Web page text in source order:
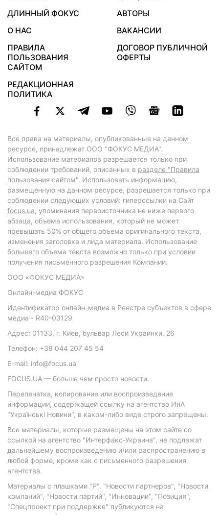
ДЛИННЫЙ ФОКУС
АВТОРЫ
О НАС
ВАКАНСИИ
ПРАВИЛА
ПОЛЬЗОВАНИЯ
САЙТОМ
ДОГОВОР ПУБЛИЧНОЙ
ОФЕРТЫ
РЕДАКЦИОННАЯ
ПОЛИТИКА
Все права на материалы, опубликованные на данном
ресурсе, принадлежат ООО "ФОКУС МЕДИА".
Использование материалов разрешается только при
соблюдении требований, описанных в разделе "Правила
пользования сайтом". Использовать информацию,
размещенную на данном ресурсе, разрешается только при
соблюдении следующих условий: гиперссылки на Сайт
focus.ua, упоминания первоисточника не ниже первого
абзаца, объема использования, который не может
превышать 50% от общего объема оригинального текста,
изменения заголовка и лида материала. Использование
большего объема текста возможно только при условии
получения письменного разрешения Компании.
ООО «ФОКУС МЕДИА»
Онлайн-медиа ФОКУС
Идентификатор онлайн-медиа в Реестре субъектов в сфере
медиа - R40-03129
Адрес: 01133, г. Киев, бульвар Леси Украинки, 26
Телефон: +38 044 207 45 54
E-mail: info@focus.ua
FOCUS.UA — больше чем просто новости.
Перепечатка, копирование или воспроизведение
информации, содержащей ссылку на агентство ИнА
"Українські Новини", в каком-либо виде строго запрещены.
Все материалы, которые размещены на этом сайте со
ссылкой на агентство "Интерфакс-Украина", не подлежат
дальнейшему воспроизведению и/или распространению в
любой форме, кроме как с письменного разрешения
агентства.
Материалы с плашками "Р", "Новости партнеров", "Новости
компаний", "Новости партий", "Инновации", "Позиция",
"Спецпроект при поддержке" публикуются на